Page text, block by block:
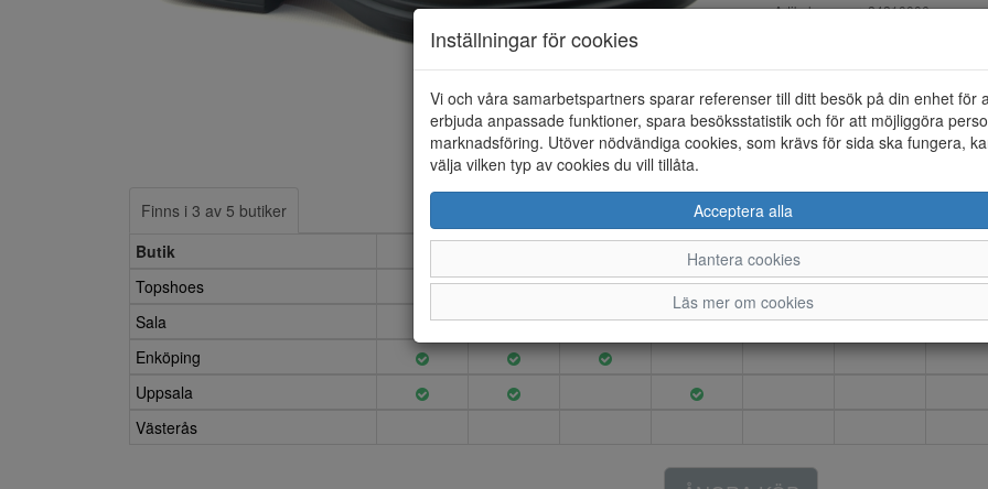
Artikelnummer: 24210006
Färg: Svart
Helsinki 2 klassisk finsko
Sulan är löstagbar som ger
Finns i 3 av 5 butiker
Butik
43 44
Topshoes
Sala
Enköping
Uppsala
Västerås
Inställningar för cookies
Vi och våra samarbetspartners sparar referenser till ditt besök på din enhet för
erbjuda anpassade funktioner, spara besöksstatistik och för att möjliggöra
marknadsföring. Utöver nödvändiga cookies, som krävs för sida ska fungera,
välja vilken typ av cookies du vill tillåta.
Acceptera alla
Hantera cookies
Läs mer om cookies